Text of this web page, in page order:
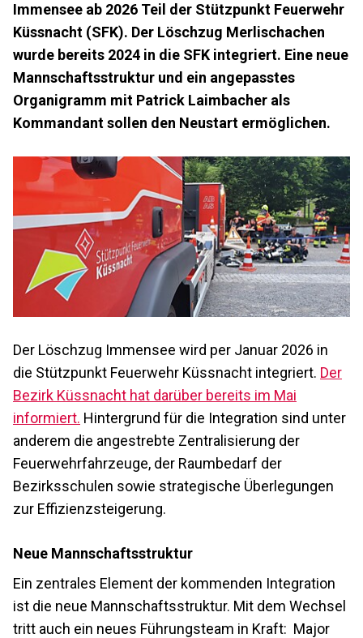
Immensee ab 2026 Teil der Stützpunkt Feuerwehr
Küssnacht (SFK). Der Löschzug Merlischachen
wurde bereits 2024 in die SFK integriert. Eine neue
Mannschaftsstruktur und ein angepasstes
Organigramm mit Patrick Laimbacher als
Kommandant sollen den Neustart ermöglichen.
Der Löschzug Immensee wird per Januar 2026 in
die Stützpunkt Feuerwehr Küssnacht integriert. Der
Bezirk Küssnacht hat darüber bereits im Mai
informiert. Hintergrund für die Integration sind unter
anderem die angestrebte Zentralisierung der
Feuerwehrfahrzeuge, der Raumbedarf der
Bezirksschulen sowie strategische Überlegungen
zur Effizienzsteigerung.
Neue Mannschaftsstruktur
Ein zentrales Element der kommenden Integration
ist die neue Mannschaftsstruktur. Mit dem Wechsel
tritt auch ein neues Führungsteam in Kraft: Major